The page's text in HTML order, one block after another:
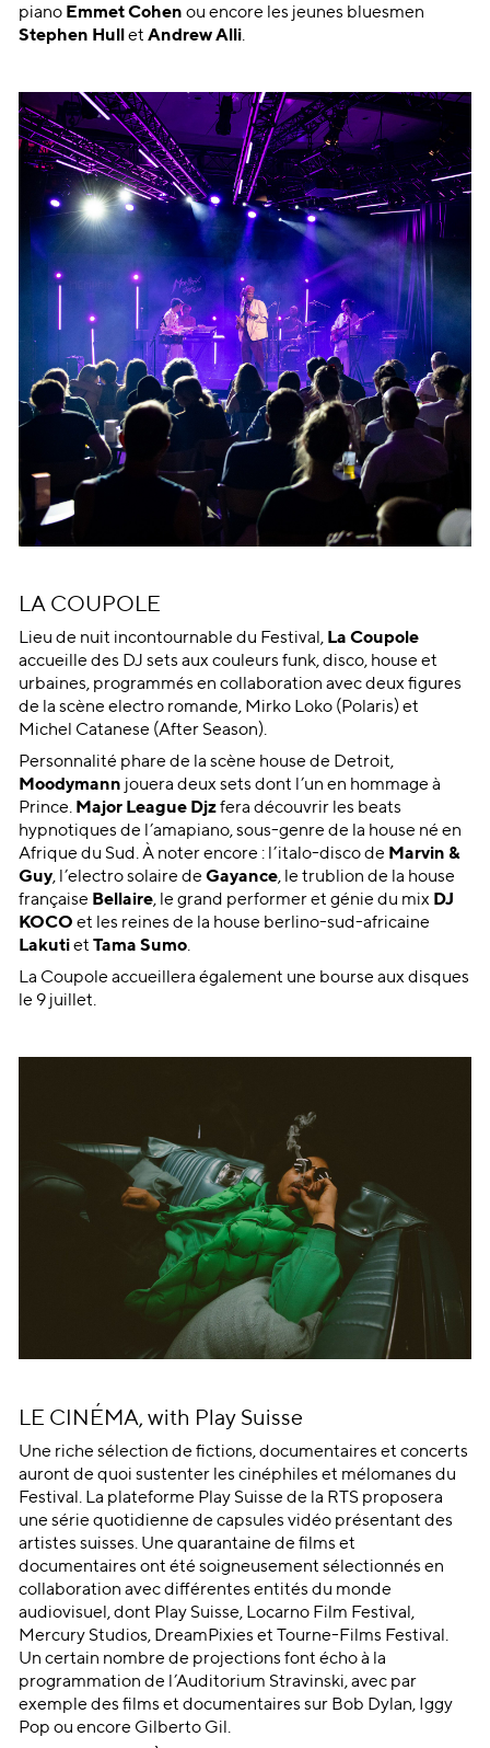
piano Emmet Cohen ou encore les jeunes bluesmen
Stephen Hull
et Andrew Alli.
LA COUPOLE
Lieu de nuit incontournable du Festival, La Coupole
accueille des DJ sets aux couleurs funk, disco, house et
urbaines, programmés en collaboration avec deux figures
de la scène electro romande, Mirko Loko (Polaris) et
Michel Catanese (After Season).
Personnalité phare de la scène house de Detroit,
Moodymann jouera deux sets dont l’un en hommage à
Prince. Major League Djzfera découvrir les beats
hypnotiques de l’amapiano, sous-genre de la house né en
Afrique du Sud. À noter encore : l’italo-disco de Marvin &
Guy, l’electro solaire de Gayance, le trublion de la house
française Bellaire, le grand performer et génie du mix DJ
KOCO et les reines de la house berlino-sud-africaine
Lakutiet Tama Sumo.
La Coupole accueillera également une bourse aux disques
le 9 juillet.
LE CINÉMA, with Play Suisse
Une riche sélection de fictions, documentaires et concerts
auront de quoi sustenter les cinéphiles et mélomanes du
Festival. La plateforme Play Suisse de la RTS proposera
une série quotidienne de capsules vidéo présentant des
artistes suisses. Une quarantaine de films et
documentaires ont été soigneusement sélectionnés en
collaboration avec différentes entités du monde
audiovisuel, dont Play Suisse, Locarno Film Festival,
Mercury Studios, DreamPixies et Tourne-Films Festival.
Un certain nombre de projections font écho à la
programmation de l’Auditorium Stravinski, avec par
exemple des films et documentaires sur Bob Dylan, Iggy
Pop ou encore Gilberto Gil.